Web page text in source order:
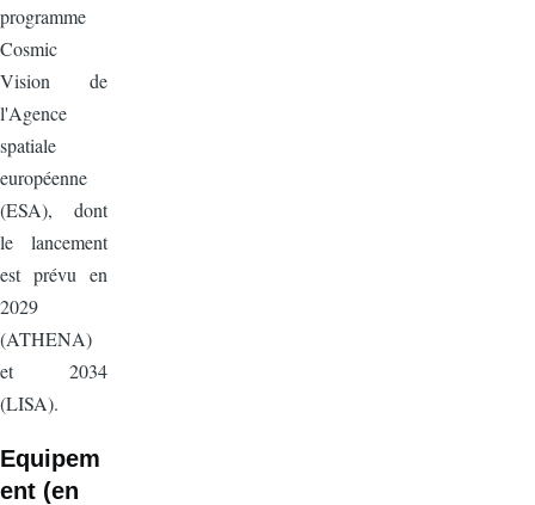
programme
Cosmic
Vision de
l'Agence
spatiale
européenne
(ESA), dont
le lancement
est prévu en
2029
(ATHENA)
et 2034
(LISA).
Equipem
ent (en